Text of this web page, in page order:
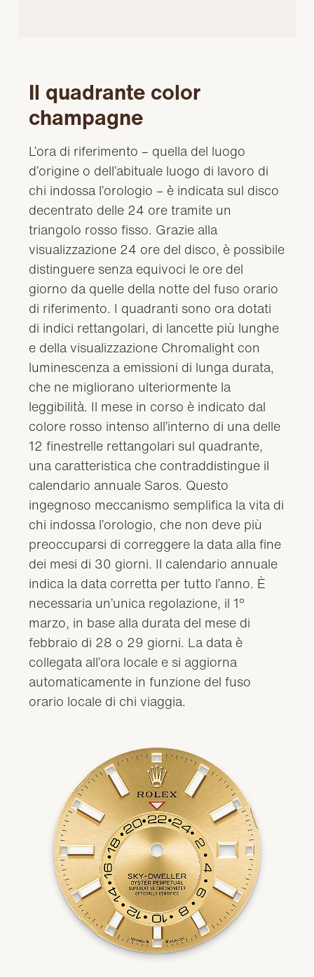
Il quadrante color
champagne
L’ora di riferimento – quella del luogo
d’origine o dell’abituale luogo di lavoro di
chi indossa l’orologio – è indicata sul disco
decentrato delle 24 ore tramite un
triangolo rosso fisso. Grazie alla
visualizzazione 24 ore del disco, è possibile
distinguere senza equivoci le ore del
giorno da quelle della notte del fuso orario
di riferimento. I quadranti sono ora dotati
di indici rettangolari, di lancette più lunghe
e della visualizzazione Chromalight con
luminescenza a emissioni di lunga durata,
che ne migliorano ulteriormente la
leggibilità. Il mese in corso è indicato dal
colore rosso intenso all’interno di una delle
12 finestrelle rettangolari sul quadrante,
una caratteristica che contraddistingue il
calendario annuale Saros. Questo
ingegnoso meccanismo semplifica la vita di
chi indossa l’orologio, che non deve più
preoccuparsi di correggere la data alla fine
dei mesi di 30 giorni. Il calendario annuale
indica la data corretta per tutto l’anno. È
necessaria un’unica regolazione, il 1°
marzo, in base alla durata del mese di
febbraio di 28 o 29 giorni. La data è
collegata all’ora locale e si aggiorna
automaticamente in funzione del fuso
orario locale di chi viaggia.